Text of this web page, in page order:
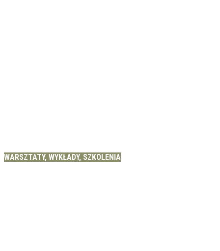
WARSZTATY, WYKŁADY, SZKOLENIA